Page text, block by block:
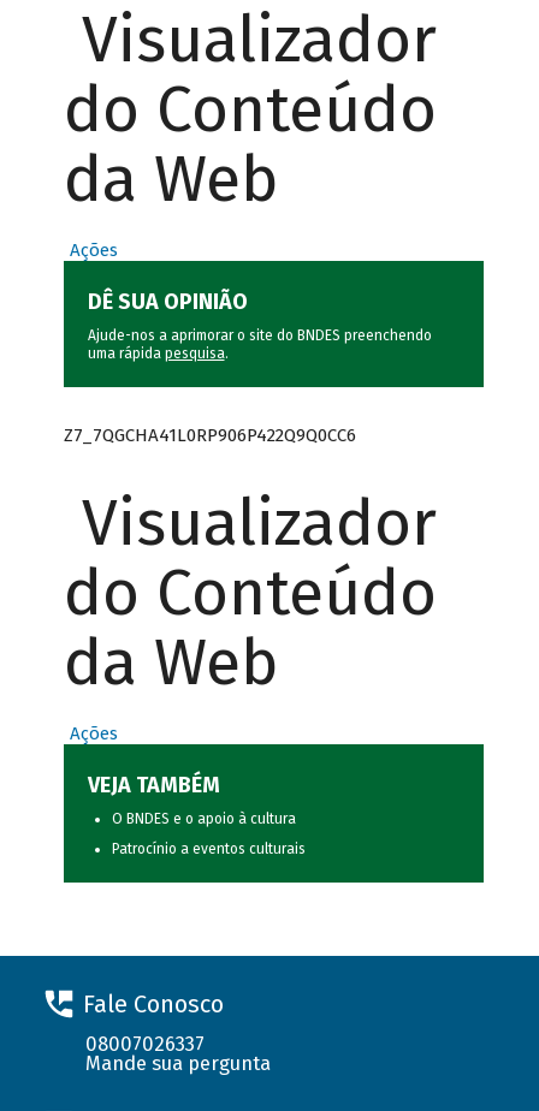
Visualizador
do Conteúdo
da Web
Ações
DÊ SUA OPINIÃO
Ajude-nos a aprimorar o site do BNDES preenchendo
uma rápida pesquisa.
Z7_7QGCHA41L0RP906P422Q9Q0CC6
Visualizador
do Conteúdo
da Web
Ações
VEJA TAMBÉM
O BNDES e o apoio à cultura
Patrocínio a eventos culturais
Fale Conosco
08007026337
Mande sua pergunta